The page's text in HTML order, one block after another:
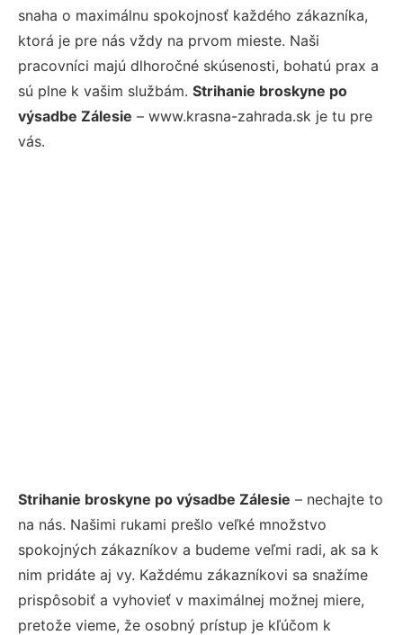
snaha o maximálnu spokojnosť každého zákazníka,
ktorá je pre nás vždy na prvom mieste. Naši
pracovníci majú dlhoročné skúsenosti, bohatú prax a
sú plne k vašim službám. Strihanie broskyne po
výsadbe Zálesie – www.krasna-zahrada.sk je tu pre
vás.
Strihanie broskyne po výsadbe Zálesie – nechajte to
na nás. Našimi rukami prešlo veľké množstvo
spokojných zákazníkov a budeme veľmi radi, ak sa k
nim pridáte aj vy. Každému zákazníkovi sa snažíme
prispôsobiť a vyhovieť v maximálnej možnej miere,
pretože vieme, že osobný prístup je kľúčom k